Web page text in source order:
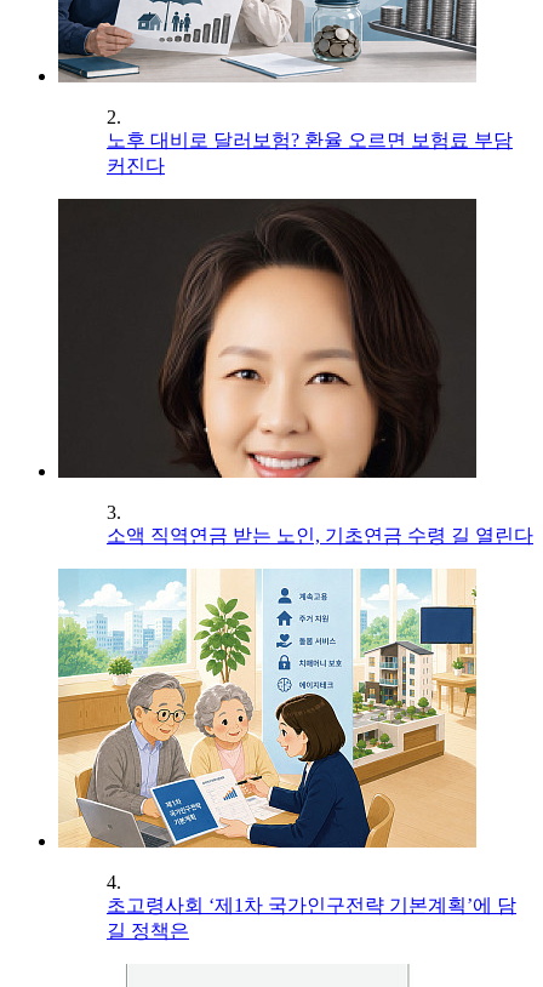
2.
노후 대비로 달러보험? 환율 오르면 보험료 부담
커진다
3.
소액 직역연금 받는 노인, 기초연금 수령 길 열린다
4.
초고령사회 ‘제1차 국가인구전략 기본계획’에 담
길 정책은